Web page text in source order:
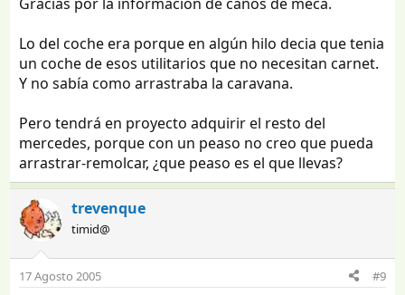
Lo del coche era porque en algún hilo decia que tenia
un coche de esos utilitarios que no necesitan carnet.
Y no sabía como arrastraba la caravana.
Pero tendrá en proyecto adquirir el resto del
mercedes, porque con un peaso no creo que pueda
arrastrar-remolcar, ¿que peaso es el que llevas?
trevenque
timid@
17 Agosto 2005 #9